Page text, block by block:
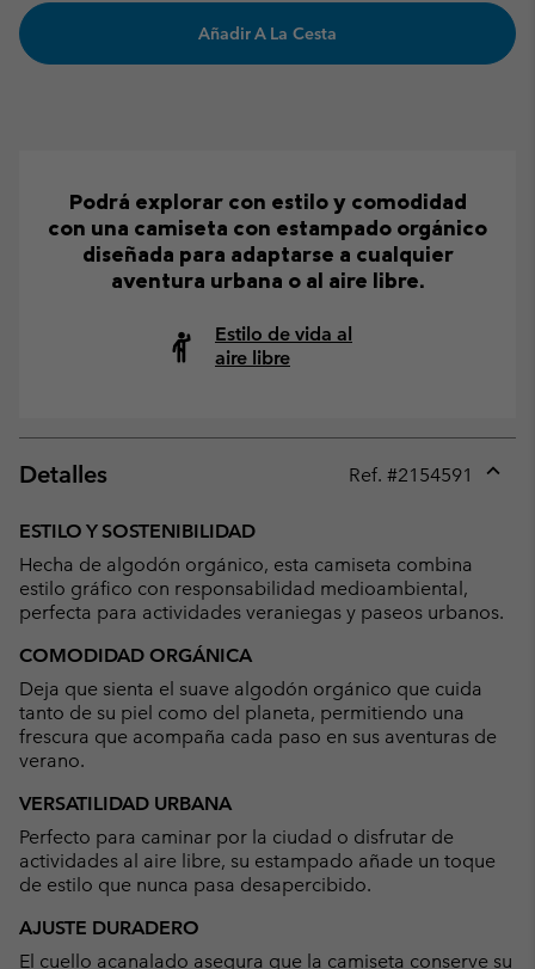
Añadir A La Cesta
Podrá explorar con estilo y comodidad
con una camiseta con estampado orgánico
diseñada para adaptarse a cualquier
aventura urbana o al aire libre.
Estilo de vida al
aire libre
Detalles Ref. #2154591
ESTILO Y SOSTENIBILIDAD
Hecha de algodón orgánico, esta camiseta combina
estilo gráfico con responsabilidad medioambiental,
perfecta para actividades veraniegas y paseos urbanos.
COMODIDAD ORGÁNICA
Deja que sienta el suave algodón orgánico que cuida
tanto de su piel como del planeta, permitiendo una
frescura que acompaña cada paso en sus aventuras de
verano.
VERSATILIDAD URBANA
Perfecto para caminar por la ciudad o disfrutar de
actividades al aire libre, su estampado añade un toque
de estilo que nunca pasa desapercibido.
AJUSTE DURADERO
El cuello acanalado asegura que la camiseta conserve su